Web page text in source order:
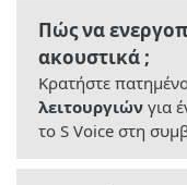
Πώς να
ακουστικά ;
Κρατήστε
λειτουργιών για
το S Voice στη